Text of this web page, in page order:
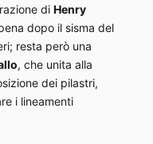
di Henry
dopo il sisma del
resta però una
, che unita alla
dei pilastri,
i lineamenti